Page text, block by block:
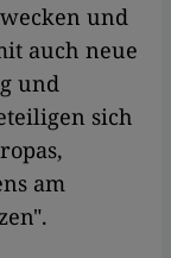
und
auch neue
und
sich
am